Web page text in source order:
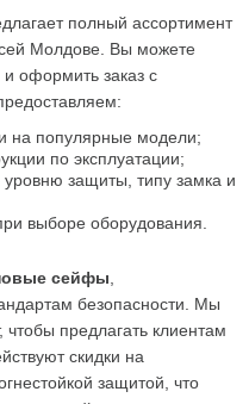
полный ассортимент
Молдове. Вы можете
оформить заказ с
на популярные модели;
по эксплуатации;
защиты, типу замка и
выборе оборудования.
сейфы
безопасности. Мы
предлагать клиентам
скидки на
защитой, что